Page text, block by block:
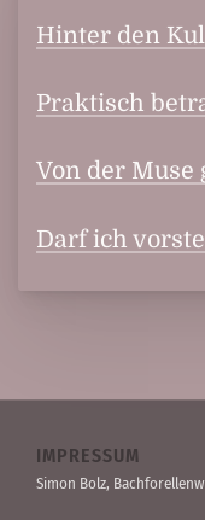
Hinter den
Praktisch
Von der Muse
Darf ich
IMPRESSUM
Simon Bolz,